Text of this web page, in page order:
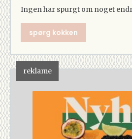
Ingen har spurgt om noget
spørg kokken
reklame